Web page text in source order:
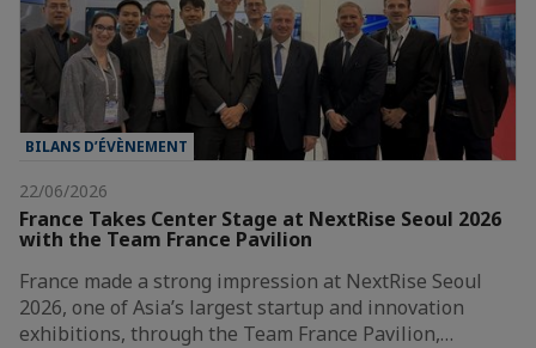
BILANS D’ÉVÈNEMENT
22/06/2026
France Takes Center Stage at NextRise Seoul 2026
with the Team France Pavilion
France made a strong impression at NextRise Seoul
2026, one of Asia’s largest startup and innovation
exhibitions, through the Team France Pavilion,…